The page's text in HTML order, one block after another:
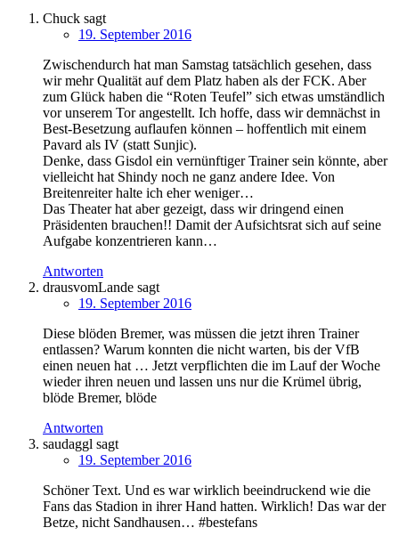
Chuck sagt
19. September 2016
Zwischendurch hat man Samstag tatsächlich gesehen, dass
wir mehr Qualität auf dem Platz haben als der FCK. Aber
zum Glück haben die “Roten Teufel” sich etwas umständlich
vor unserem Tor angestellt. Ich hoffe, dass wir demnächst in
Best-Besetzung auflaufen können – hoffentlich mit einem
Pavard als IV (statt Sunjic).
Denke, dass Gisdol ein vernünftiger Trainer sein könnte, aber
vielleicht hat Shindy noch ne ganz andere Idee. Von
Breitenreiter halte ich eher weniger…
Das Theater hat aber gezeigt, dass wir dringend einen
Präsidenten brauchen!! Damit der Aufsichtsrat sich auf seine
Aufgabe konzentrieren kann…
Antworten
drausvomLande sagt
19. September 2016
Diese blöden Bremer, was müssen die jetzt ihren Trainer
entlassen? Warum konnten die nicht warten, bis der VfB
einen neuen hat … Jetzt verpflichten die im Lauf der Woche
wieder ihren neuen und lassen uns nur die Krümel übrig,
blöde Bremer, blöde
Antworten
saudaggl sagt
19. September 2016
Schöner Text. Und es war wirklich beeindruckend wie die
Fans das Stadion in ihrer Hand hatten. Wirklich! Das war der
Betze, nicht Sandhausen… #bestefans